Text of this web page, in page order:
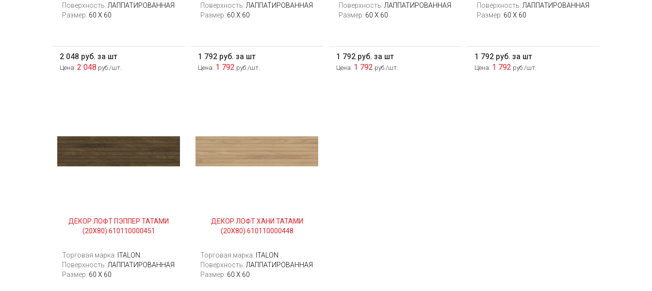
Поверхность: ЛАППАТИРОВАННАЯ
Размер: 60 Х 60
2 048 руб. за шт
Цена: 2 048 руб./шт.
Поверхность: ЛАППАТИРОВАННАЯ
Размер: 60 Х 60
1 792 руб. за шт
Цена: 1 792 руб./шт.
Поверхность: ЛАППАТИРОВАННАЯ
Размер: 60 Х 60
1 792 руб. за шт
Цена: 1 792 руб./шт.
Поверхность: ЛАППАТИРОВАННАЯ
Размер: 60 Х 60
1 792 руб. за шт
Цена: 1 792 руб./шт.
ДЕКОР ЛОФТ ПЭППЕР ТАТАМИ
(20Х80) 610110000451
Торговая марка: ITALON
Поверхность: ЛАППАТИРОВАННАЯ
Размер: 60 Х 60
ДЕКОР ЛОФТ ХАНИ ТАТАМИ
(20Х80) 610110000448
Торговая марка: ITALON
Поверхность: ЛАППАТИРОВАННАЯ
Размер: 60 Х 60